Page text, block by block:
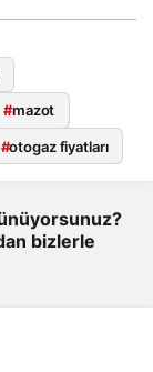
#mazot
#otogaz fiyatları
bizlerle